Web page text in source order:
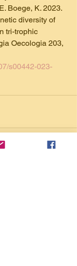
Boege, K. 2023.
diversity of
tri-trophic
Oecologia 203,
s00442-023-